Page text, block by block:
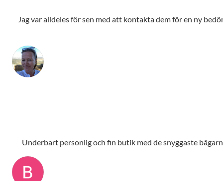
Jag var alldeles för sen med att kontakta dem för en ny
Underbart personlig och fin butik med de snyggaste